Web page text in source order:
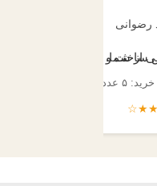
از شما.
سعید رضوانی
خوش ساخت و دقیقا مطابق
تعداد خرید: ۵ عدد
★★★★☆